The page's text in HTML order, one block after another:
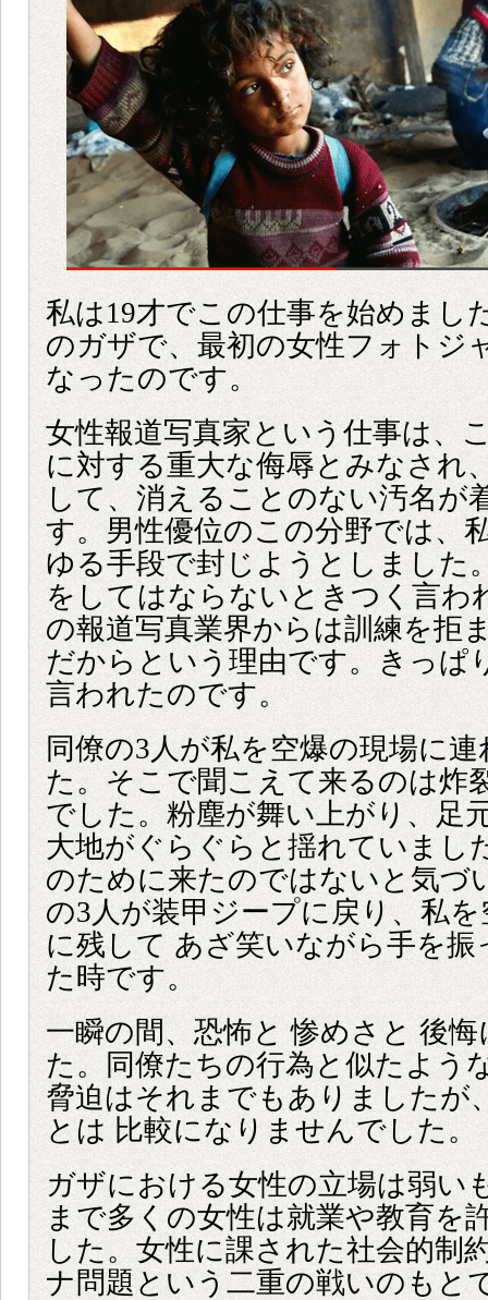
私は19才でこの仕事を始めまし
のガザで、最初の女性フォトジ
なったのです。
女性報道写真家という仕事は、
に対する重大な侮辱とみなされ
して、消えることのない汚名が
す。男性優位のこの分野では、
ゆる手段で封じようとしました
をしてはならないときつく言わ
の報道写真業界からは訓練を拒
だからという理由です。きっぱ
言われたのです。
同僚の3人が私を空爆の現場に
た。そこで聞こえて来るのは炸
でした。粉塵が舞い上がり、足
大地がぐらぐらと揺れていまし
のために来たのではないと気づ
の3人が装甲ジープに戻り、私
に残して あざ笑いながら手を振
た時です。
一瞬の間、恐怖と 惨めさと 後
た。同僚たちの行為と似たよう
脅迫はそれまでもありましたが
とは 比較になりませんでした。
ガザにおける女性の立場は弱い
まで多くの女性は就業や教育を
した。女性に課された社会的制
ナ問題という二重の戦いのもと